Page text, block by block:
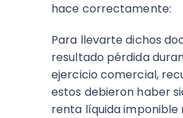
hace correctamente:
Para llevarte dichos
resultado pérdida
ejercicio comercial,
estos debieron haber
renta líquida